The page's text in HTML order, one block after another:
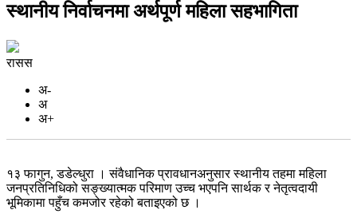
स्थानीय निर्वाचनमा अर्थपूर्ण महिला सहभागिता
रासस
अ-
अ
अ+
१३ फागुन, डडेल्धुरा । संवैधानिक प्रावधानअनुसार स्थानीय तहमा महिला
जनप्रतिनिधिको सङ्ख्यात्मक परिमाण उच्च भएपनि सार्थक र नेतृत्वदायी
भूमिकामा पहुँच कमजोर रहेको बताइएको छ ।